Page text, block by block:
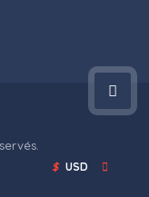
$ USD